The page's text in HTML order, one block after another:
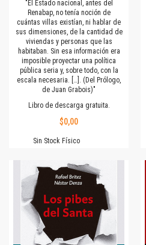
"El Estado nacional, antes del
Renabap, no tenía noción de
cuántas villas existían, ni hablar de
sus dimensiones, de la cantidad de
viviendas y personas que las
habitaban. Sin esa información era
imposible proyectar una política
pública seria y, sobre todo, con la
escala necesaria. […]. (Del Prólogo,
de Juan Grabois)"
Libro de descarga gratuita.
$0,00
Sin Stock Físico